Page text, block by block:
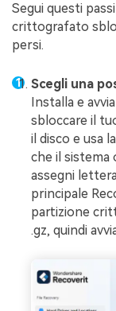
Segui questi
crittografato
persi.
Scegli una
Installa e
sbloccare il
il disco e usa
che il
assegni
principale
partizione
.gz, quindi